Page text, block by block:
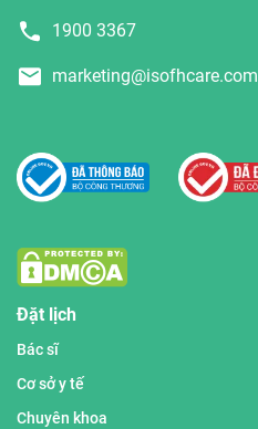
1900 3367
marketing@isofhcare.com
Đặt lịch
Bác sĩ
Cơ sở y tế
Chuyên khoa